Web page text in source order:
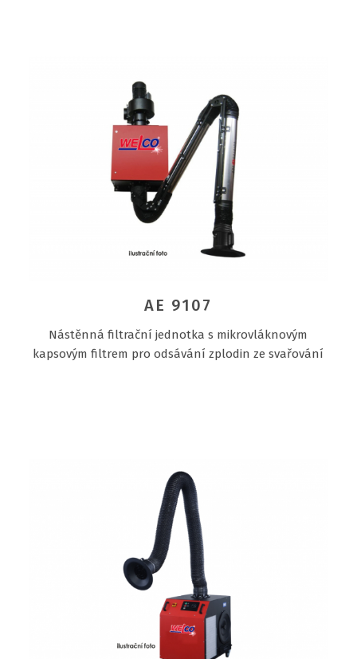
AE 9107
Nástěnná filtrační jednotka s mikrovláknovým
kapsovým filtrem pro odsávání zplodin ze svařování